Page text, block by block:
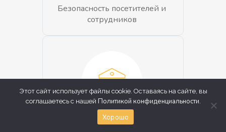
Безопасность посетителей и
сотрудников
Этот сайт использует файлы cookie. Оставаясь на сайте, вы
соглашаетесь с нашей Политикой конфиденциальности.
Хорошо